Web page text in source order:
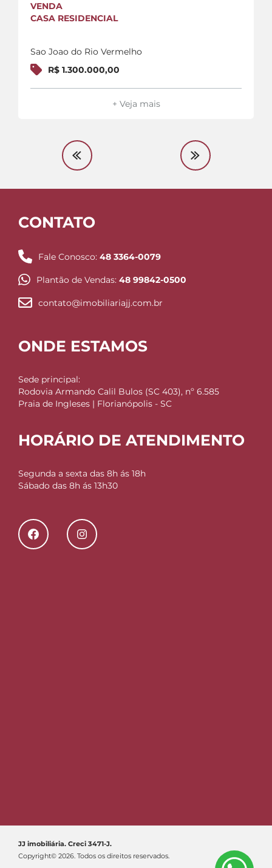
VENDA
CASA RESIDENCIAL
Sao Joao do Rio Vermelho
R$ 1.300.000,00
+ Veja mais
CONTATO
Fale Conosco: 48 3364-0079
Plantão de Vendas: 48 99842-0500
contato@imobiliariajj.com.br
ONDE ESTAMOS
Sede principal:
Rodovia Armando Calil Bulos (SC 403), nº 6.585
Praia de Ingleses | Florianópolis - SC
HORÁRIO DE ATENDIMENTO
Segunda a sexta das 8h ás 18h
Sábado das 8h ás 13h30
JJ imobiliária. Creci 3471-J.
Copyright© 2026. Todos os direitos reservados.